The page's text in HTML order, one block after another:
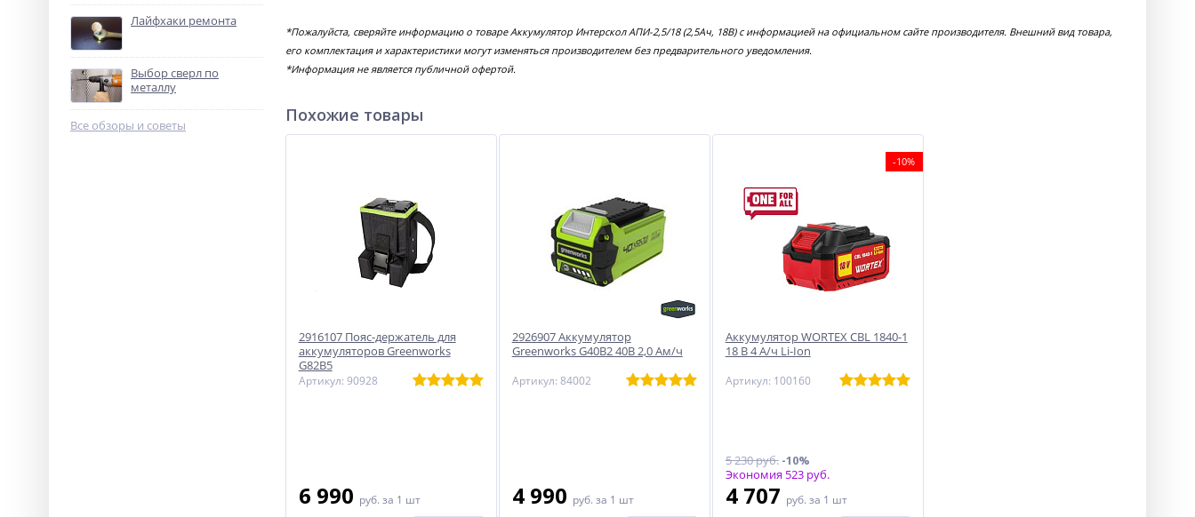
Лайфхаки ремонта
Выбор сверл по
металлу
Все обзоры и советы
*Пожалуйста, сверяйте информацию о товаре Аккумулятор Интерскол АПИ-2,5/18 (2,5Ач, 18В) с информацией на официальном сайте производителя. Внешний вид товара,
его комплектация и характеристики могут изменяться производителем без предварительного уведомления.
*Информация не является публичной офертой.
Похожие товары
2916107 Пояс-держатель для
аккумуляторов Greenworks
G82B5
Артикул: 90928
6 990 руб. за 1 шт
2926907 Аккумулятор
Greenworks G40B2 40B 2,0 Ам/ч
Артикул: 84002
4 990 руб. за 1 шт
-10%
Аккумулятор WORTEX CBL 1840-1
18 В 4 А/ч Li-Ion
Артикул: 100160
5 230 руб.-10%
Экономия 523 руб.
4 707 руб. за 1 шт